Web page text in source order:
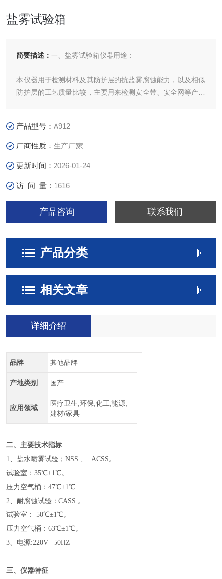
盐雾试验箱
简要描述：一、盐雾试验箱仪器用途：
本仪器用于检测材料及其防护层的抗盐雾腐蚀能力，以及相似
防护层的工艺质量比较，主要用来检测安全带、安全网等产品
产品型号：A912
厂商性质：生产厂家
更新时间： 2026-01-24
访 问 量： 1616
产品咨询 联系我们
产品分类
相关文章
详细介绍
品牌 其他品牌
产地类别 国产
应用领域
医疗卫生,环保,化工,能源,
建材/家具
二、主要技术指标
1、盐水喷雾试验；NSS 、 ACSS。
试验室：35℃±1℃。
压力空气桶：47℃±1℃
2、耐腐蚀试验：CASS 。
试验室： 50℃±1℃。
压力空气桶：63℃±1℃。
3、电源:220V 50HZ
三、仪器特征